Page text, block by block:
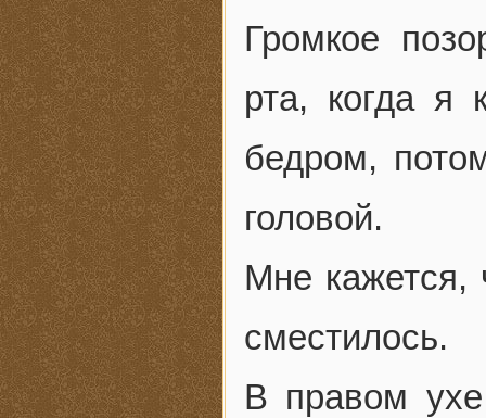
Громкое
рта, когда я
бедром,
головой.
Мне кажется,
сместилось.
В правом